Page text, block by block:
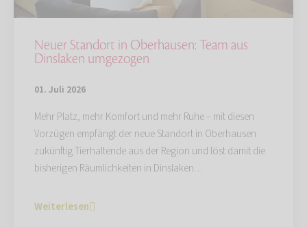
Neuer Standort in Oberhausen: Team aus
Dinslaken umgezogen
01. Juli 2026
Mehr Platz, mehr Komfort und mehr Ruhe – mit diesen
Vorzügen empfängt der neue Standort in Oberhausen
zukünftig Tierhaltende aus der Region und löst damit die
bisherigen Räumlichkeiten in Dinslaken…
Weiterlesen